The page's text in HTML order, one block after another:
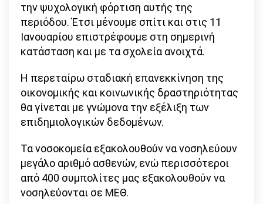
την ψυχολογική φόρτιση αυτής της
περιόδου. Έτσι μένουμε σπίτι και στις 11
Ιανουαρίου επιστρέφουμε στη σημερινή
κατάσταση και με τα σχολεία ανοιχτά.
Η περεταίρω σταδιακή επανεκκίνηση της
οικονομικής και κοινωνικής δραστηριότητας
θα γίνεται με γνώμονα την εξέλιξη των
επιδημιολογικών δεδομένων.
Τα νοσοκομεία εξακολουθούν να νοσηλεύουν
μεγάλο αριθμό ασθενών, ενώ περισσότεροι
από 400 συμπολίτες μας εξακολουθούν να
νοσηλεύονται σε ΜΕΘ.